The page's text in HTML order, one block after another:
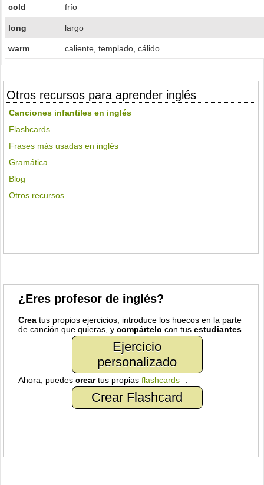
cold frío
long largo
warm caliente, templado, cálido
Otros recursos para aprender inglés
Canciones infantiles en inglés
Flashcards
Frases más usadas en inglés
Gramática
Blog
Otros recursos...
¿Eres profesor de inglés?
Crea tus propios ejercicios, introduce los huecos en la parte
de canción que quieras, ycompártelo con tusestudiantes
Ejercicio
personalizado
Ahora, puedescreartus propiasflashcards
Crear Flashcard